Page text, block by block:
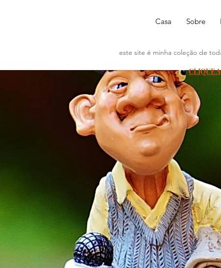
Casa Sobre
este site é minha coleção de
CLIQUE